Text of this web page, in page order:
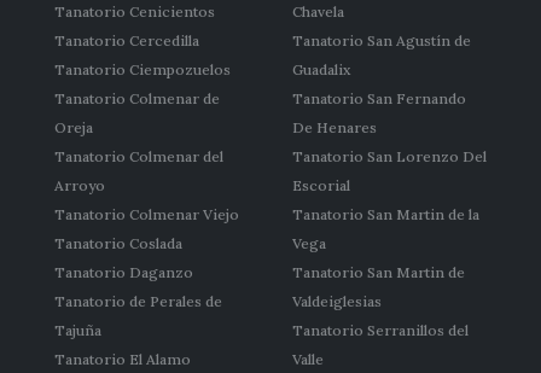
Tanatorio Cenicientos
Tanatorio Cercedilla
Tanatorio Ciempozuelos
Tanatorio Colmenar de
Oreja
Tanatorio Colmenar del
Arroyo
Tanatorio Colmenar Viejo
Tanatorio Coslada
Tanatorio Daganzo
Tanatorio de Perales de
Tajuña
Tanatorio El Alamo
Chavela
Tanatorio San Agustín de
Guadalix
Tanatorio San Fernando
De Henares
Tanatorio San Lorenzo Del
Escorial
Tanatorio San Martin de la
Vega
Tanatorio San Martin de
Valdeiglesias
Tanatorio Serranillos del
Valle